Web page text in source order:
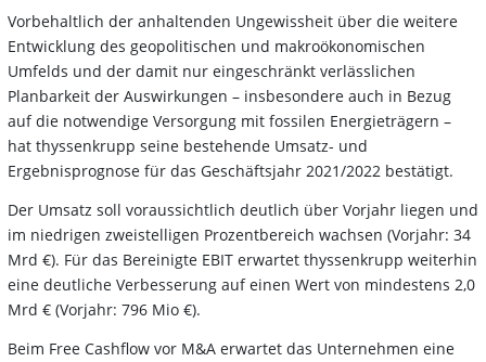
Vorbehaltlich der anhaltenden Ungewissheit über die weitere
Entwicklung des geopolitischen und makroökonomischen
Umfelds und der damit nur eingeschränkt verlässlichen
Planbarkeit der Auswirkungen – insbesondere auch in Bezug
auf die notwendige Versorgung mit fossilen Energieträgern –
hat thyssenkrupp seine bestehende Umsatz- und
Ergebnisprognose für das Geschäftsjahr 2021/2022 bestätigt.
Der Umsatz soll voraussichtlich deutlich über Vorjahr liegen und
im niedrigen zweistelligen Prozentbereich wachsen (Vorjahr: 34
Mrd €). Für das Bereinigte EBIT erwartet thyssenkrupp weiterhin
eine deutliche Verbesserung auf einen Wert von mindestens 2,0
Mrd € (Vorjahr: 796 Mio €).
Beim Free Cashflow vor M&A erwartet das Unternehmen eine